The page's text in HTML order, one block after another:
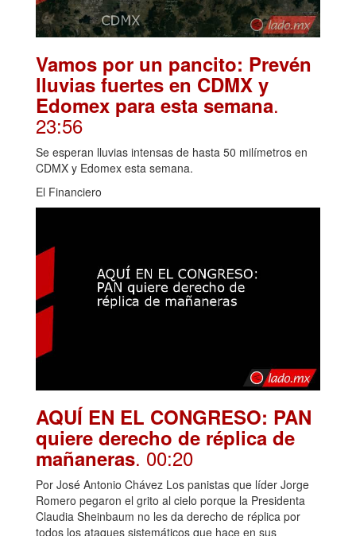
Vamos por un pancito: Prevén
lluvias fuertes en CDMX y
Edomex para esta semana.
23:56
Se esperan lluvias intensas de hasta 50 milímetros en
CDMX y Edomex esta semana.
El Financiero
AQUÍ EN EL CONGRESO: PAN
quiere derecho de réplica de
mañaneras. 00:20
Por José Antonio Chávez Los panistas que líder Jorge
Romero pegaron el grito al cielo porque la Presidenta
Claudia Sheinbaum no les da derecho de réplica por
todos los ataques sistemáticos que hace en sus